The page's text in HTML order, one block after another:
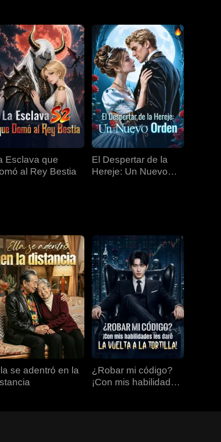
EP 34 EP 35 EP 36
EP 37 EP 38 EP 39
EP 40
Esclava que
al Rey Bestia
El Despertar de la
Hereje: Un Nuevo
se adentró en la
¿Robar mi código?
¡Con mis habilidades